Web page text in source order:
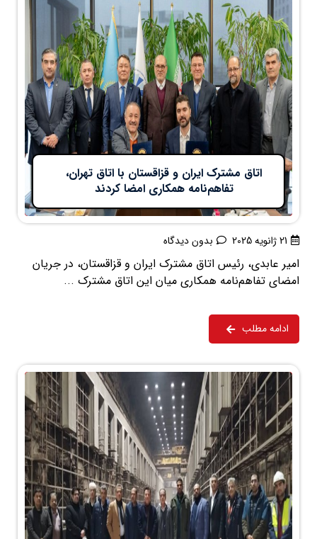
اتاق مشترک ایران و قزاقستان با اتاق تهران،
تفاهم‌نامه همکاری امضا کردند
21 ژانویه 2025 بدون دیدگاه
امیر عابدی، رئیس اتاق مشترک ایران و قزاقستان، در جریان
امضای تفاهم‌نامه همکاری میان این اتاق مشترک ...
ادامه مطلب